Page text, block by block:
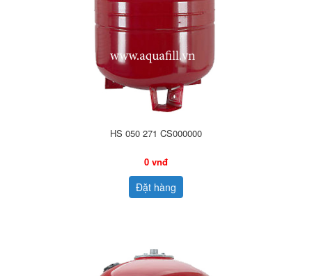
HS 050 271 CS000000
0 vnđ
Đặt hàng